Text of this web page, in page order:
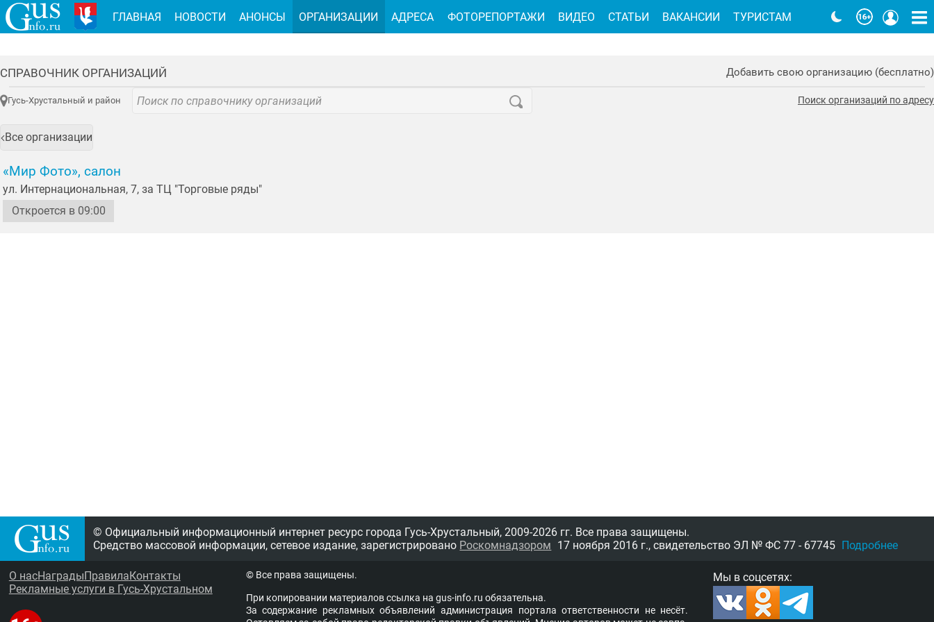
СПРАВОЧНИК ОРГАНИЗАЦИЙ Добавить свою организацию (бесплатно)
Гусь-Хрустальный и район Поиск организаций по адресу
Все организации
«Мир Фото», салон
ул. Интернациональная, 7, за ТЦ "Торговые ряды"
Откроется в 09:00
ГЛАВНАЯ НОВОСТИ АНОНСЫ ОРГАНИЗАЦИИ АДРЕСА ФОТОРЕПОРТАЖИ ВИДЕО СТАТЬИ ВАКАНСИИ ТУРИСТАМ
© Официальный информационный интернет ресурс города Гусь-Хрустальный, 2009-2026 гг. Все права защищены.
Средство массовой информации, сетевое издание, зарегистрировано Роскомнадзором 17 ноября 2016 г., свидетельство ЭЛ № ФС 77 - 67745 Подробнее
Мы в соцсетях:
О насНаграды Правила Контакты
Рекламные услуги в Гусь-Хрустальном
© Все права защищены.
При копировании материалов ссыл­ка на gus-info.ru обя­за­тель­на.
За содержание рекламных объявлений администра­ция пор­та­ла от­вет­ствен­но­сти не несёт.